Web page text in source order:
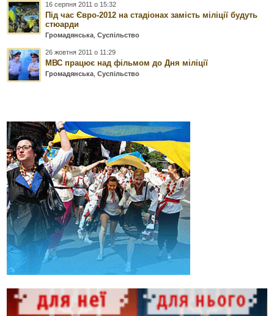
16 серпня 2011 о 15:32
Під час Євро-2012 на стадіонах замість міліції будуть
стюарди
Громадянська ,Суспільство
26 жовтня 2011 о 11:29
МВС працює над фільмом до Дня міліції
Громадянська ,Суспільство